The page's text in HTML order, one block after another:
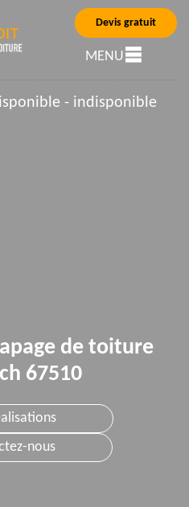
Devis gratuit
MENU
- indisponible
de toiture
67510
nous